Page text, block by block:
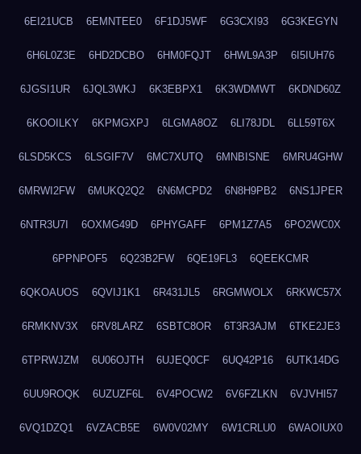
6EI21UCB 6EMNTEE0 6F1DJ5WF 6G3CXI93 6G3KEGYN
6H6L0Z3E 6HD2DCBO 6HM0FQJT 6HWL9A3P 6I5IUH76
6JGSI1UR 6JQL3WKJ 6K3EBPX1 6K3WDMWT 6KDND60Z
6KOOILKY 6KPMGXPJ 6LGMA8OZ 6LI78JDL 6LL59T6X
6LSD5KCS 6LSGIF7V 6MC7XUTQ 6MNBISNE 6MRU4GHW
6MRWI2FW 6MUKQ2Q2 6N6MCPD2 6N8H9PB2 6NS1JPER
6NTR3U7I 6OXMG49D 6PHYGAFF 6PM1Z7A5 6PO2WC0X
6PPNPOF5 6Q23B2FW 6QE19FL3 6QEEKCMR
6QKOAUOS 6QVIJ1K1 6R431JL5 6RGMWOLX 6RKWC57X
6RMKNV3X 6RV8LARZ 6SBTC8OR 6T3R3AJM 6TKE2JE3
6TPRWJZM 6U06OJTH 6UJEQ0CF 6UQ42P16 6UTK14DG
6UU9ROQK 6UZUZF6L 6V4POCW2 6V6FZLKN 6VJVHI57
6VQ1DZQ1 6VZACB5E 6W0V02MY 6W1CRLU0 6WAOIUX0